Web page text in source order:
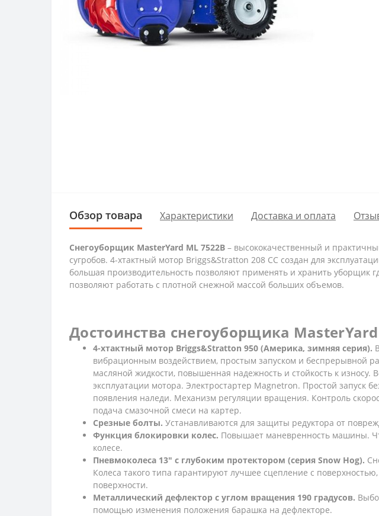
Обзор товара Характеристики Доставка и оплата
Снегоуборщик MasterYard ML 7522B – высококачественный и
сугробов. 4-хтактный мотор Briggs&Stratton 208 СС создан для
большая производительность позволяют применять и хранить уборщик
позволяют работать с плотной снежной массой больших объемов.
Достоинства снегоуборщика MasterYard
4-хтактный мотор Briggs&Stratton 950 (Америка, зимняя серия).
вибрационным воздействием, простым запуском и беспрерывной
масляной жидкости, повышенная надежность и стойкость к
эксплуатации мотора. Электростартер Magnetron. Простой запуск
появления наледи. Механизм регуляции вращения. Контроль
подача смазочной смеси на картер.
Срезные болты. Устанавливаются для защиты редуктора от
Функция блокировки колес. Повышает маневренность машины.
колесе.
Пневмоколеса 13" с глубоким протектором (серия Snow Hog).
Колеса такого типа гарантируют лучшее сцепление с
поверхности.
Металлический дефлектор с углом вращения 190 градусов.
помощью изменения положения барашка на дефлекторе.